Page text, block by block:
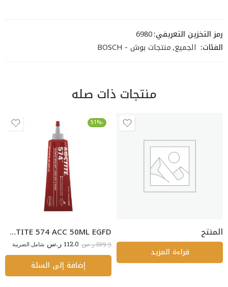
رمز التخزين التعريفي:6980
الفئات: الجميع,منتجات بوش - BOSCH
منتجات ذات صله
المنتج
قراءة المزيد
-51%
LOCTITE 574 ACC 50ML EGFD
229.5 ر.س 112.0 ر.س شامل الضريبة
إضافة إلى السلة